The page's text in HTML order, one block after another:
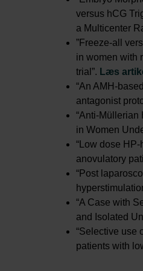
versus hCG
a Multicenter
”Freeze-all
in women with
trial”. Læs
“An AMH-
antagonist
“Anti-Müllerian
in Women
“Low dose
anovulatory
“Post
“A Case with
and Isolated
“Selective use
patients with